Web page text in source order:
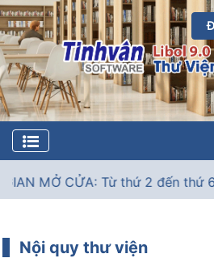
MỞ CỬA: Từ thứ 2 đến thứ 6:
Nội quy thư viện